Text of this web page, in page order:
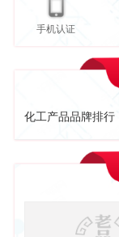
手机认证
化工产品品牌排行